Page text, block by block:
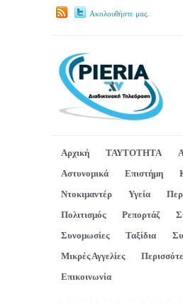
Ακολουθήστε μας.
Αρχική ΤΑΥΤΟΤΗΤΑ
Αστυνομικά
Επιστήμη
Ντοκιμαντέρ
Υγεία
Πολιτισμός
Ρεπορτάζ
Συνομωσίες
Ταξίδια
Μικρές Αγγελίες
Επικοινωνία